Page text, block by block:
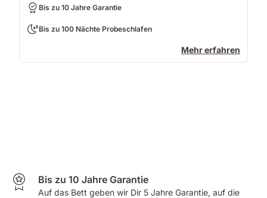
Bis zu 10 Jahre Garantie
Bis zu 100 Nächte Probeschlafen
Mehr erfahren
Bis zu 10 Jahre Garantie
Auf das Bett geben wir Dir 5 Jahre Garantie, auf die